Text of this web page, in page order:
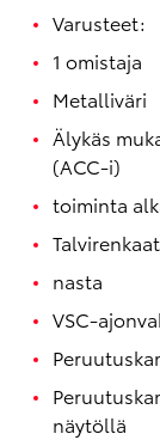
Varusteet:
1 omistaja
Metalliväri
Älykäs
(ACC-i)
toiminta
Talvirenkaat
nasta
VSC-
näytöllä